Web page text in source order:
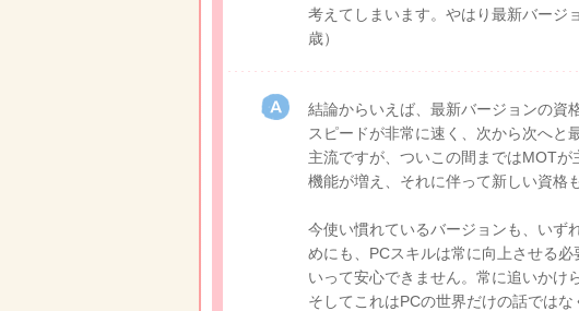
考えてしまいます。やはり最新バージ
歳）
結論からいえば、最新バージョンの資
スピードが非常に速く、次から次へと
主流ですが、ついこの間まではMOT
機能が増え、それに伴って新しい資格
今使い慣れているバージョンも、いず
めにも、PCスキルは常に向上させる
いって安心できません。常に追いかけ
そしてこれはPCの世界だけの話ではな